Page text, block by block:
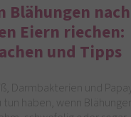
Blähungen nach
Eiern riechen:
und Tipps
Darmbakterien und Papaya
tun haben, wenn Blähungen